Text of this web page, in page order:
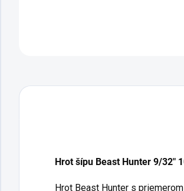
Hrot šípu Beast Hunter 9/32"
Hrot Beast Hunter s